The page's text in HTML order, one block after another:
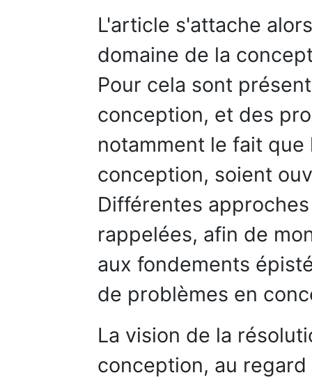
L'article s'attache
domaine de la
Pour cela sont
conception, et des
notamment le fait
conception, soient
Différentes
rappelées, afin de
aux fondements
de problèmes en
La vision de la
conception, au